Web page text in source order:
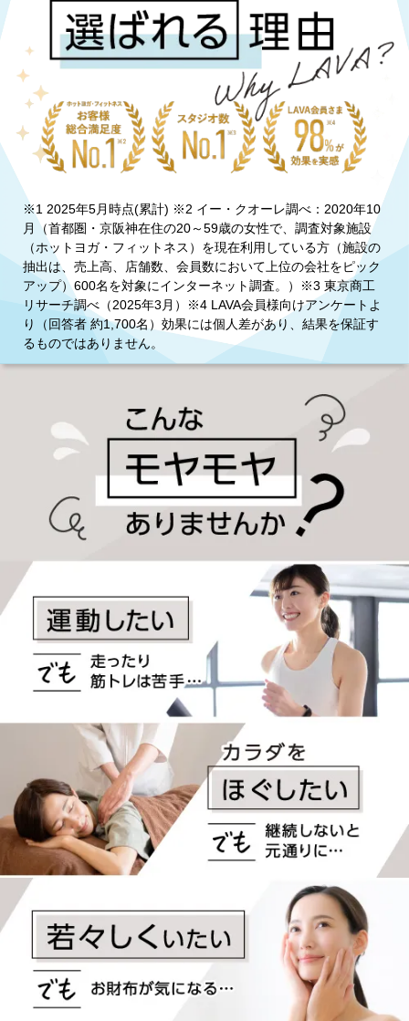
※1 2025年5月時点(累計) ※2 イー・クオーレ調べ：2020年10
月（首都圏・京阪神在住の20～59歳の女性で、調査対象施設
（ホットヨガ・フィットネス）を現在利用している方（施設の
抽出は、売上高、店舗数、会員数において上位の会社をピック
アップ）600名を対象にインターネット調査。）※3 東京商工
リサーチ調べ（2025年3月）※4 LAVA会員様向けアンケートよ
り（回答者 約1,700名）効果には個人差があり、結果を保証す
るものではありません。